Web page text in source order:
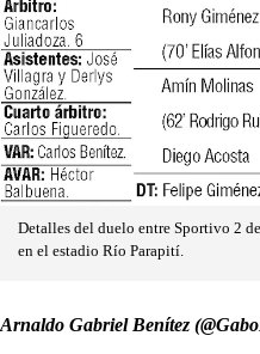
Detalles del duelo entre Sportivo 2
en el estadio Río Parapití.
Arnaldo Gabriel Benítez